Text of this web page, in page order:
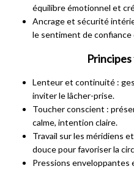
équilibre émotionnel et
Ancrage et sécurité
le sentiment de
Lenteur et continuité :
inviter le lâcher-prise.
Toucher conscient :
calme, intention claire.
Travail sur les méridiens
douce pour favoriser la
Pressions enveloppantes